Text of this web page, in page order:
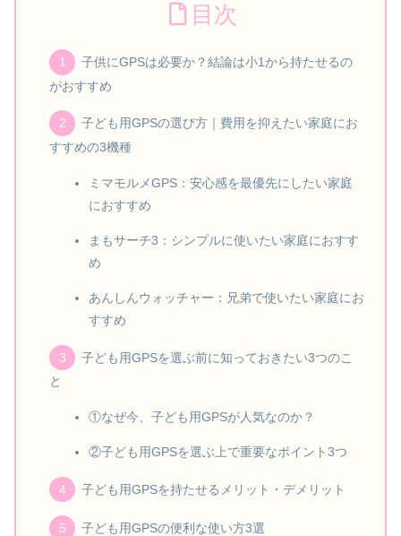
目次
子供にGPSは必要か？結論は小1から持たせるの
がおすすめ
子ども用GPSの選び方｜費用を抑えたい家庭にお
すすめの3機種
ミマモルメGPS：安心感を最優先にしたい家庭
におすすめ
まもサーチ3：シンプルに使いたい家庭におすす
め
あんしんウォッチャー：兄弟で使いたい家庭にお
すすめ
子ども用GPSを選ぶ前に知っておきたい3つのこ
と
①なぜ今、子ども用GPSが人気なのか？
②子ども用GPSを選ぶ上で重要なポイント3つ
子ども用GPSを持たせるメリット・デメリット
子ども用GPSの便利な使い方3選